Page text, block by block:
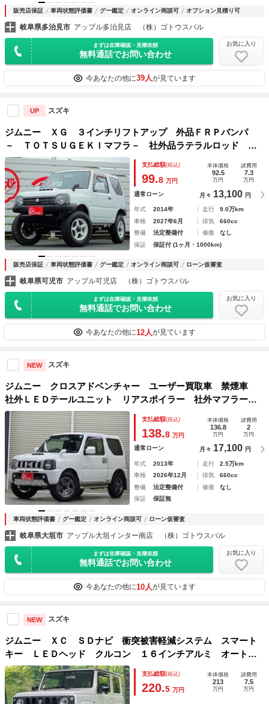
販売店保証 車両状態評価書 グー鑑定 オンライン商談可 オプション見積り可
岐阜県多治見市 アップル多治見店 （株）ゴトウスバル
まずは在庫確認・見積依頼
無料通話でお問い合わせ
お気に入り
今あなたの他に39人が見ています
UP スズキ
ジムニー ＸＧ ３インチリフトアップ 外品ＦＲＰバンパ
－ ＴＯＴＳＵＧＥＫＩマフラ－ 社外品ラテラルロッド 社
外品アルミ ＹＯＫＯＨＡＭＡジオランダ－Ｍ／Ｔ ＴＡＮＩ
ＧＵＣＨＩショック＆サス フロントスキッドプレ－ト
支払総額(税込)
99.8 万円
本体価格
92.5
万円
諸費用
7.3
万円
通常ローン 月々 13,100 円
年式 2014年 走行
9.0万km
車検
2027年6月 排気
660cc
整備
法定整備付 修復
なし
保証
保証付 (1ヶ月・1000km)
販売店保証 車両状態評価書 グー鑑定 オンライン商談可 ローン仮審査
岐阜県可児市 アップル可児店 （株）ゴトウスバル
まずは在庫確認・見積依頼
無料通話でお問い合わせ
お気に入り
今あなたの他に12人が見ています
NEW スズキ
ジムニー クロスアドベンチャー ユーザー買取車 禁煙車
社外ＬＥＤテールユニット リアスポイラー 社外マフラー
社外サイドパーツ 純正１６インチアルミ 合皮シート 社外
オーディオ シートヒーター 電動格納ミラー キーレスキー
支払総額(税込)
138.8 万円
本体価格
136.8
万円
諸費用
2
万円
通常ローン 月々 17,100 円
年式 2013年 走行
2.5万km
車検
2026年12月 排気
660cc
整備
法定整備付 修復
なし
保証
保証無
車両状態評価書 グー鑑定 オンライン商談可 ローン仮審査
岐阜県大垣市 アップル大垣インター南店 （株）ゴトウスバル
まずは在庫確認・見積依頼
無料通話でお問い合わせ
お気に入り
今あなたの他に10人が見ています
NEW スズキ
ジムニー ＸＣ ＳＤナビ 衝突被害軽減システム スマート
キー ＬＥＤヘッド クルコン １６インチアルミ オートラ
イト オートエアコン Ｂｌｕｅｔｏｏｔｈ ＣＤ 地デジ
支払総額(税込)
220.5 万円
本体価格
213
万円
諸費用
7.5
万円